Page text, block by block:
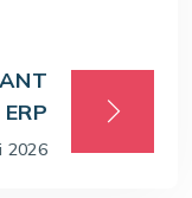
2026